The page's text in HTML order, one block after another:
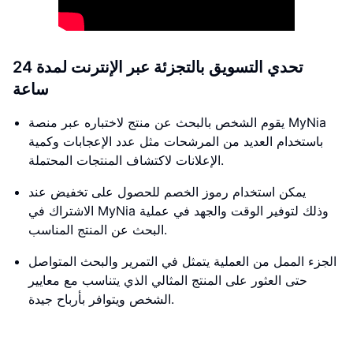
تحدي التسويق بالتجزئة عبر الإنترنت لمدة 24
ساعة
يقوم الشخص بالبحث عن منتج لاختباره عبر منصة MyNia
باستخدام العديد من المرشحات مثل عدد الإعجابات وكمية
الإعلانات لاكتشاف المنتجات المحتملة.
يمكن استخدام رموز الخصم للحصول على تخفيض عند
الاشتراك في MyNia وذلك لتوفير الوقت والجهد في عملية
البحث عن المنتج المناسب.
الجزء الممل من العملية يتمثل في التمرير والبحث المتواصل
حتى العثور على المنتج المثالي الذي يتناسب مع معايير
الشخص ويتوافر بأرباح جيدة.